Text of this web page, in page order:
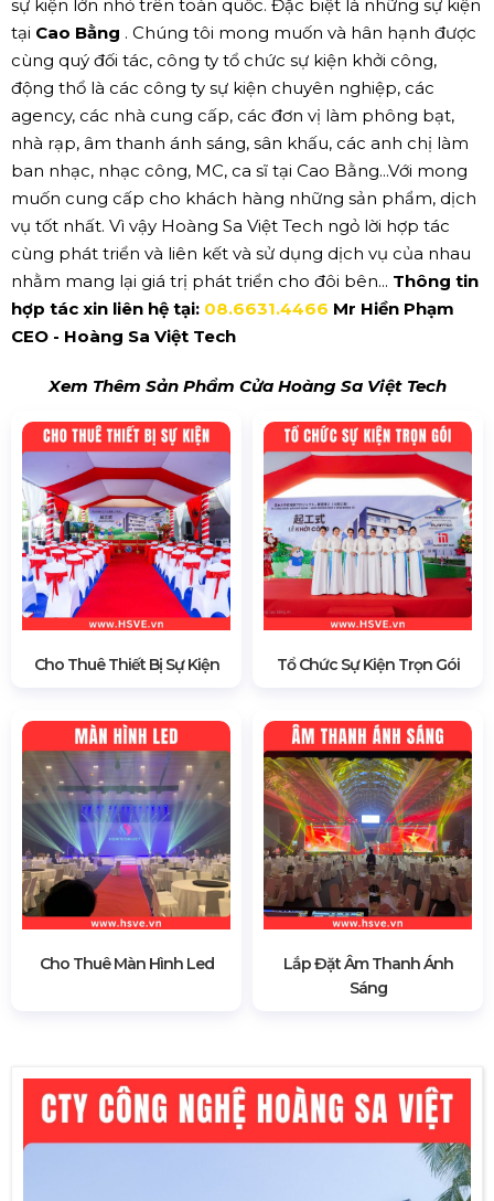
sự kiện lớn nhỏ trên toàn quốc. Đặc biệt là những sự kiện
tại Cao Bằng . Chúng tôi mong muốn và hân hạnh được
cùng quý đối tác, công ty tổ chức sự kiện khởi công,
động thổ là các công ty sự kiện chuyên nghiệp, các
agency, các nhà cung cấp, các đơn vị làm phông bạt,
nhà rạp, âm thanh ánh sáng, sân khấu, các anh chị làm
ban nhạc, nhạc công, MC, ca sĩ tại Cao Bằng...Với mong
muốn cung cấp cho khách hàng những sản phẩm, dịch
vụ tốt nhất. Vì vậy Hoàng Sa Việt Tech ngỏ lời hợp tác
cùng phát triển và liên kết và sử dụng dịch vụ của nhau
nhằm mang lại giá trị phát triển cho đôi bên... Thông tin
hợp tác xin liên hệ tại: 08.6631.4466 Mr Hiền Phạm
CEO - Hoàng Sa Việt Tech
Xem Thêm Sản Phẩm Cửa Hoàng Sa Việt Tech
Cho Thuê Thiết Bị Sự Kiện Tổ Chức Sự Kiện Trọn Gói
Cho Thuê Màn Hình Led
Lắp Đặt Âm Thanh Ánh
Sáng